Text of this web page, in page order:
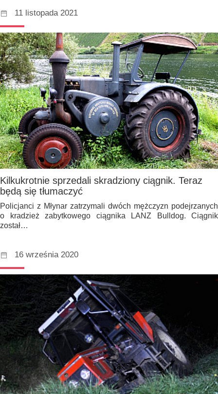
11 listopada 2021
Kilkukrotnie sprzedali skradziony ciągnik. Teraz
będą się tłumaczyć
Policjanci z Młynar zatrzymali dwóch mężczyzn podejrzanych
o kradzież zabytkowego ciągnika LANZ Bulldog. Ciągnik
został…
16 września 2020